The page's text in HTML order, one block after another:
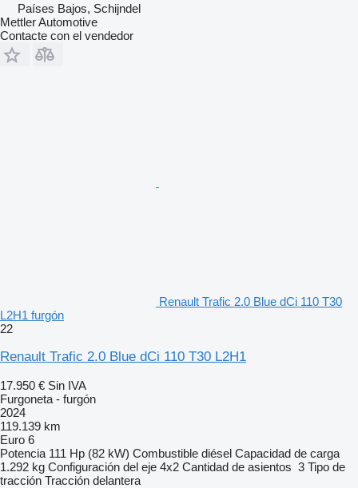
Países Bajos, Schijndel
Mettler Automotive
Contacte con el vendedor
Renault Trafic 2.0 Blue dCi 110 T30
L2H1 furgón
22
Renault Trafic 2.0 Blue dCi 110 T30 L2H1
17.950 € Sin IVA
Furgoneta - furgón
2024
119.139 km
Euro 6
Potencia 111 Hp (82 kW) Combustible diésel Capacidad de carga
1.292 kg Configuración del eje 4x2 Cantidad de asientos 3 Tipo de
tracción Tracción delantera